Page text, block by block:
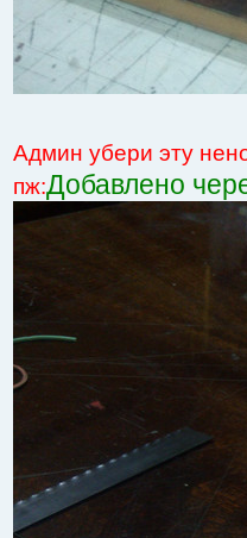
Админ убери эту
пж:Добавлено